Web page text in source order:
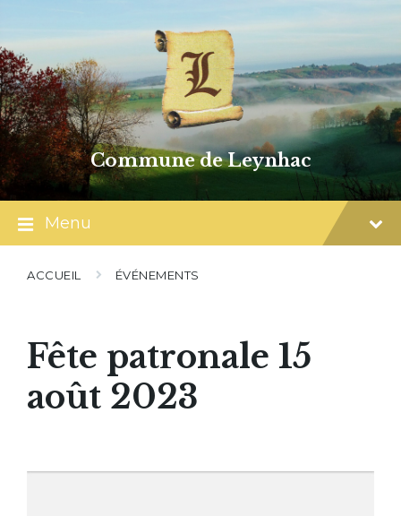
content
main
navigation
footer
Commune de Leynhac
Menu
ACCUEIL ÉVÉNEMENTS
Fête patronale 15
août 2023